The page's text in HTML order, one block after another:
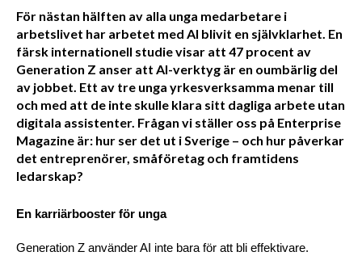
För nästan hälften av alla unga medarbetare i
arbetslivet har arbetet med AI blivit en självklarhet. En
färsk internationell studie visar att 47 procent av
Generation Z anser att AI-verktyg är en oumbärlig del
av jobbet. Ett av tre unga yrkesverksamma menar till
och med att de inte skulle klara sitt dagliga arbete utan
digitala assistenter. Frågan vi ställer oss på Enterprise
Magazine är: hur ser det ut i Sverige – och hur påverkar
det entreprenörer, småföretag och framtidens
ledarskap?
En karriärbooster för unga
Generation Z använder AI inte bara för att bli effektivare.